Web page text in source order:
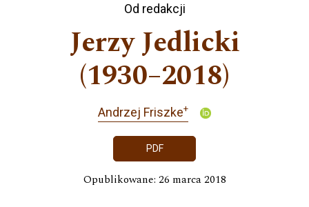
Od redakcji
Jerzy Jedlicki
(1930–2018)
Andrzej Friszke+
PDF
Opublikowane: 26 marca 2018